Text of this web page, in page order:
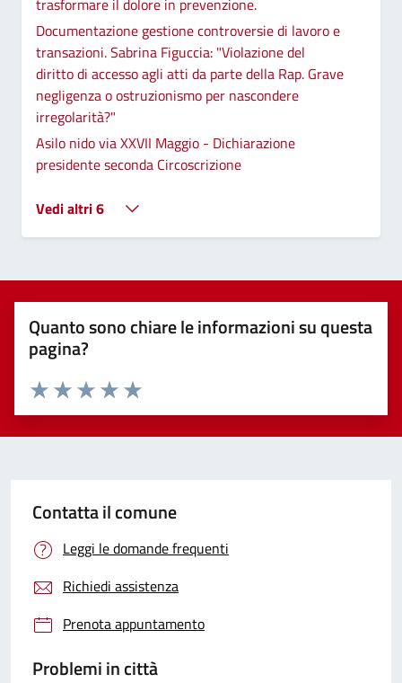
trasformare il dolore in prevenzione.
Documentazione gestione controversie di lavoro e
transazioni. Sabrina Figuccia: "Violazione del
diritto di accesso agli atti da parte della Rap. Grave
negligenza o ostruzionismo per nascondere
irregolarità?"
Asilo nido via XXVII Maggio - Dichiarazione
presidente seconda Circoscrizione
Vedi altri 6
Quanto sono chiare le informazioni su questa
pagina?
Valuta 5 stelle su 5
Valuta 4 stelle su 5
Valuta 3 stelle su 5
Valuta 2 stelle su 5
Valuta 1 stelle su 5
Contatta il comune
Leggi le domande frequenti
Richiedi assistenza
Prenota appuntamento
Problemi in città